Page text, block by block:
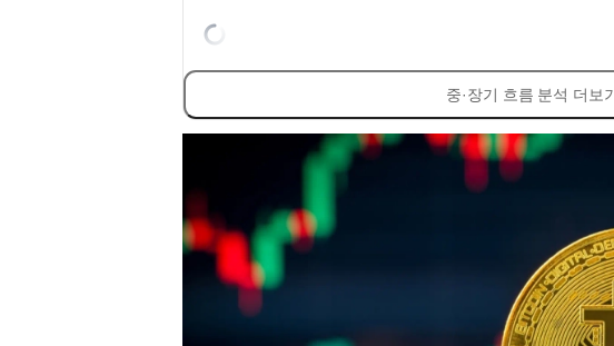
중·장기 흐름 분석 더보